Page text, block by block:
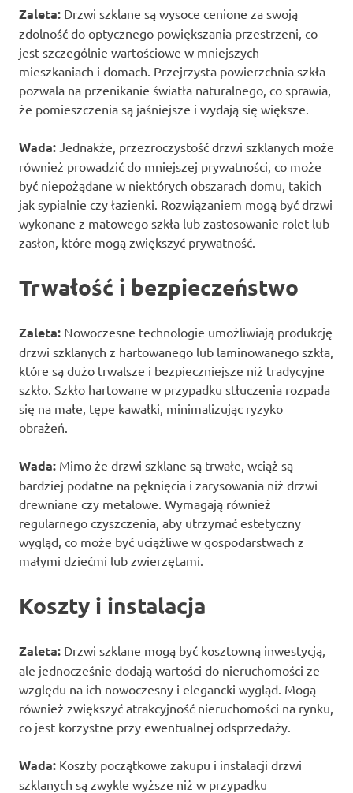
Zaleta: Drzwi szklane są wysoce cenione za swoją
zdolność do optycznego powiększania przestrzeni, co
jest szczególnie wartościowe w mniejszych
mieszkaniach i domach. Przejrzysta powierzchnia szkła
pozwala na przenikanie światła naturalnego, co sprawia,
że pomieszczenia są jaśniejsze i wydają się większe.
Wada: Jednakże, przezroczystość drzwi szklanych może
również prowadzić do mniejszej prywatności, co może
być niepożądane w niektórych obszarach domu, takich
jak sypialnie czy łazienki. Rozwiązaniem mogą być drzwi
wykonane z matowego szkła lub zastosowanie rolet lub
zasłon, które mogą zwiększyć prywatność.
Trwałość i bezpieczeństwo
Zaleta: Nowoczesne technologie umożliwiają produkcję
drzwi szklanych z hartowanego lub laminowanego szkła,
które są dużo trwalsze i bezpieczniejsze niż tradycyjne
szkło. Szkło hartowane w przypadku stłuczenia rozpada
się na małe, tępe kawałki, minimalizując ryzyko
obrażeń.
Wada: Mimo że drzwi szklane są trwałe, wciąż są
bardziej podatne na pęknięcia i zarysowania niż drzwi
drewniane czy metalowe. Wymagają również
regularnego czyszczenia, aby utrzymać estetyczny
wygląd, co może być uciążliwe w gospodarstwach z
małymi dziećmi lub zwierzętami.
Koszty i instalacja
Zaleta: Drzwi szklane mogą być kosztowną inwestycją,
ale jednocześnie dodają wartości do nieruchomości ze
względu na ich nowoczesny i elegancki wygląd. Mogą
również zwiększyć atrakcyjność nieruchomości na rynku,
co jest korzystne przy ewentualnej odsprzedaży.
Wada: Koszty początkowe zakupu i instalacji drzwi
szklanych są zwykle wyższe niż w przypadku